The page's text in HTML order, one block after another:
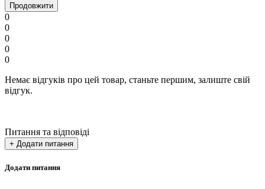
Продовжити
0
0
0
0
0
Немає відгуків про цей товар, станьте першим, залиште свій
відгук.
Питання та відповіді
+ Додати питання
Додати питання